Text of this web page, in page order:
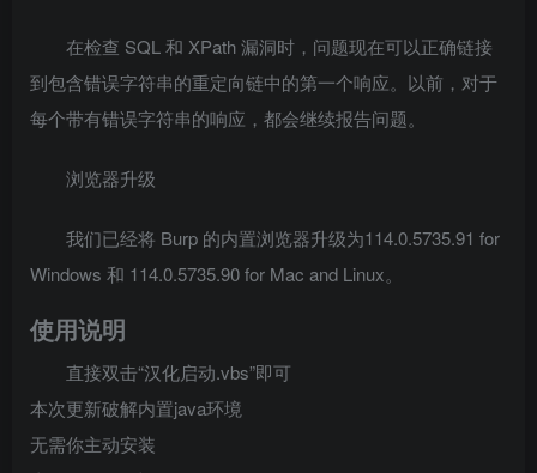
在检查 SQL 和 XPath 漏洞时，问题现在可以正确链接
到包含错误字符串的重定向链中的第一个响应。以前，对于
每个带有错误字符串的响应，都会继续报告问题。
浏览器升级
我们已经将 Burp 的内置浏览器升级为114.0.5735.91 for
Windows 和 114.0.5735.90 for Mac and Linux。
使用说明
直接双击“汉化启动.vbs”即可
本次更新破解内置java环境
无需你主动安装